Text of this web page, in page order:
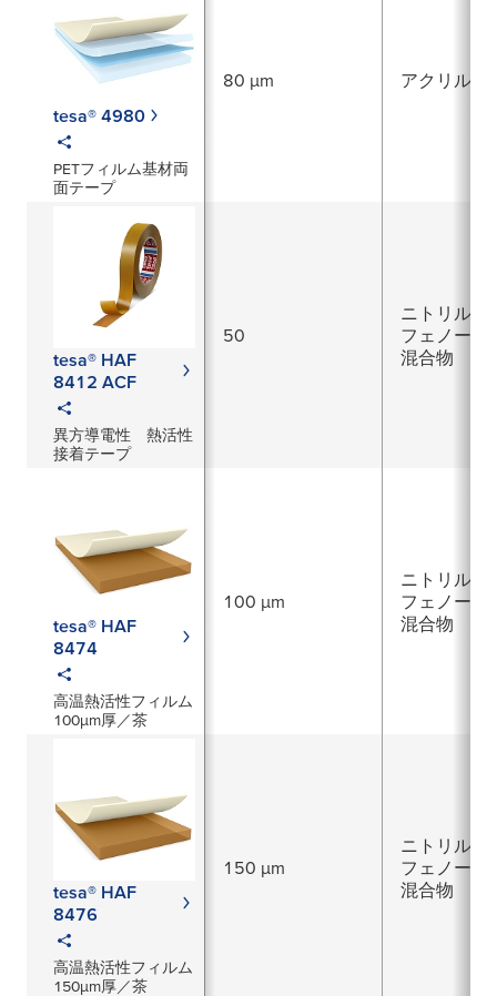
tesa® 4980
PETフィルム基材両
面テープ
80 µm アクリル系
tesa® HAF
8412 ACF
異方導電性 熱活性
接着テープ
50
ニトリルゴ
フェノール
混合物
tesa® HAF
8474
高温熱活性フィルム
100μm厚／茶
100 µm
ニトリルゴ
フェノール
混合物
tesa® HAF
8476
高温熱活性フィルム
150μm厚／茶
150 µm
ニトリルゴ
フェノール
混合物